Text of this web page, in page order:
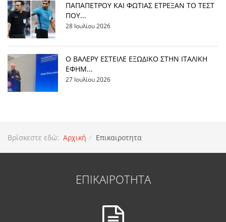
ΠΑΠΑΠΕΤΡΟΥ ΚΑΙ ΦΩΤΙΑΣ ΕΤΡΕΞΑΝ ΤΟ ΤΕΣΤ
ΠΟΥ...
28 Ιουλίου 2026
Ο ΒΑΛΕΡΥ ΕΣΤΕΙΛΕ ΕΞΩΔΙΚΟ ΣΤΗΝ ΙΤΑΛΙΚΗ
ΕΦΗΜ...
27 Ιουλίου 2026
Βρίσκεστε εδώ: Αρχική Επικαιροτητα
ΕΠΙΚΑΙΡΟΤΗΤΑ